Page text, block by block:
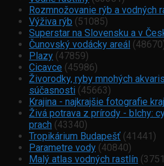
Rozmnožovanie rýb a vodných
Výživa rýb (51085)
Superstar na Slovensku a v
Čunovský vodácky areál
Plazy (47859)
Cicavce (45986)
Živorodky, ryby mnohých
súčasnosti (45663)
Krajina - najkrajšie fotografie
Živá potrava z prírody - blchy:
prach (43340)
Tropikárium Budapešť (41441)
Parametre vody (40840)
Malý atlas vodných rastlín